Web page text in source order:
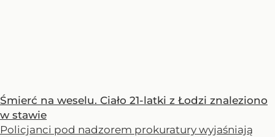
Śmierć na weselu. Ciało 21-latki z Łodzi znaleziono
w stawie
Policjanci pod nadzorem prokuratury wyjaśniają